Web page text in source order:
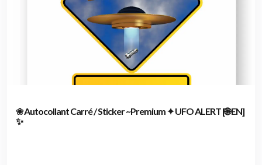
❀ Autocollant Carré / Sticker ~Premium ✦ UFO ALERT [🌐 EN]
✨